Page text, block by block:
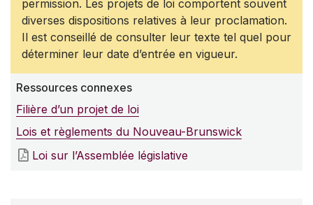
permission. Les projets de loi comportent souvent
diverses dispositions relatives à leur proclamation.
Il est conseillé de consulter leur texte tel quel pour
déterminer leur date d’entrée en vigueur.
Ressources connexes
Filière d’un projet de loi
Lois et règlements du Nouveau-Brunswick
Loi sur l’Assemblée législative